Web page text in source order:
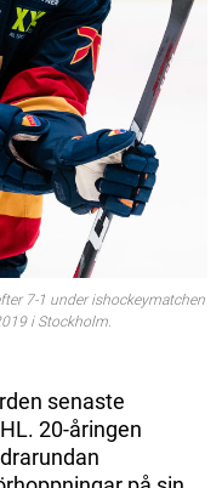
7-1 under ishockeymatchen
i Stockholm.
senaste
20-åringen